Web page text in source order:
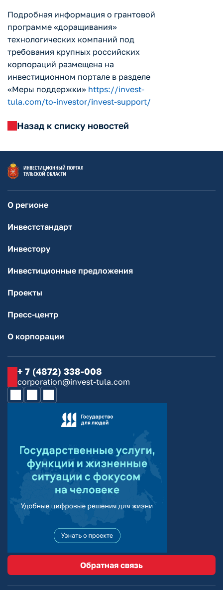
Подробная информация о грантовой
программе «доращивания»
технологических компаний под
требования крупных российских
корпораций размещена на
инвестиционном портале в разделе
«Меры поддержки» https://invest-
tula.com/to-investor/invest-support/
Назад к списку новостей
О регионе
Инвестстандарт
Инвестору
Инвестиционные предложения
Проекты
Пресс-центр
О корпорации
+ 7 (4872) 338-008
corporation@invest-tula.com
Обратная связь